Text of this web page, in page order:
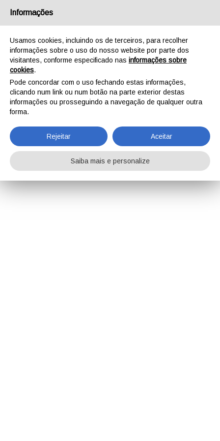
Informações
Usamos cookies, incluindo os de terceiros, para recolher
informações sobre o uso do nosso website por parte dos
visitantes, conforme especificado nas informações sobre
cookies.
Pode concordar com o uso fechando estas informações,
clicando num link ou num botão na parte exterior destas
informações ou prosseguindo a navegação de qualquer outra
forma.
Rejeitar Aceitar
Saiba mais e personalize